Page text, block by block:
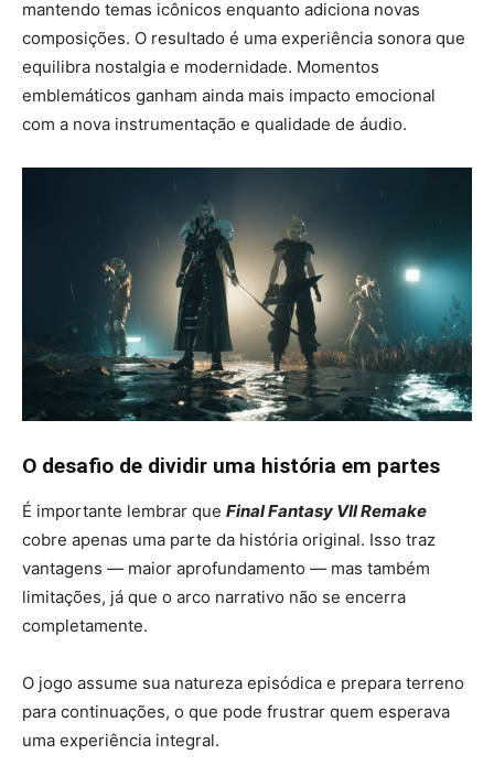
mantendo temas icônicos enquanto adiciona novas
composições. O resultado é uma experiência sonora que
equilibra nostalgia e modernidade. Momentos
emblemáticos ganham ainda mais impacto emocional
com a nova instrumentação e qualidade de áudio.
O desafio de dividir uma história em partes
É importante lembrar que Final Fantasy VII Remake
cobre apenas uma parte da história original. Isso traz
vantagens — maior aprofundamento — mas também
limitações, já que o arco narrativo não se encerra
completamente.
O jogo assume sua natureza episódica e prepara terreno
para continuações, o que pode frustrar quem esperava
uma experiência integral.